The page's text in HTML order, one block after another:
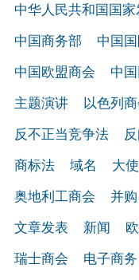
中华人民共和国国
中国商务部
中国
中国欧盟商会
中
主题演讲
以色列
反不正当竞争法
商标法
域名 大
奥地利工商会
并购
文章发表
新闻
瑞士商会
电子商务